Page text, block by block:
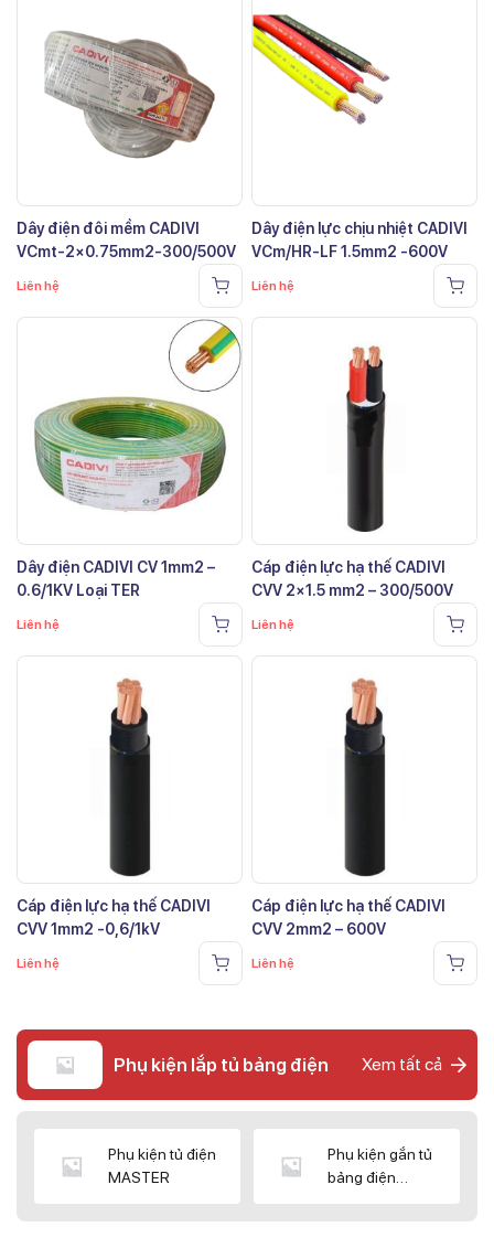
Dây điện đôi mềm CADIVI
VCmt-2×0.75mm2-300/500V
Liên hệ
Dây điện lực chịu nhiệt CADIVI
VCm/HR-LF 1.5mm2 -600V
Liên hệ
Dây điện CADIVI CV 1mm2 –
0.6/1KV Loại TER
Liên hệ
Cáp điện lực hạ thế CADIVI
CVV 2×1.5 mm2 – 300/500V
Liên hệ
Cáp điện lực hạ thế CADIVI
CVV 1mm2 -0,6/1kV
Liên hệ
Cáp điện lực hạ thế CADIVI
CVV 2mm2 – 600V
Liên hệ
Phụ kiện lắp tủ bảng điện Xem tất cả
Phụ kiện tủ điện
MASTER
Phụ kiện gắn tủ
bảng điện